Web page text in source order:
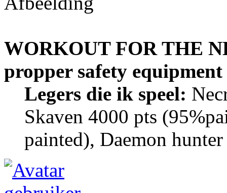
WORKOUT FOR THE
propper safety equipment
Legers die ik speel:
Skaven 4000 pts
painted), Daemon